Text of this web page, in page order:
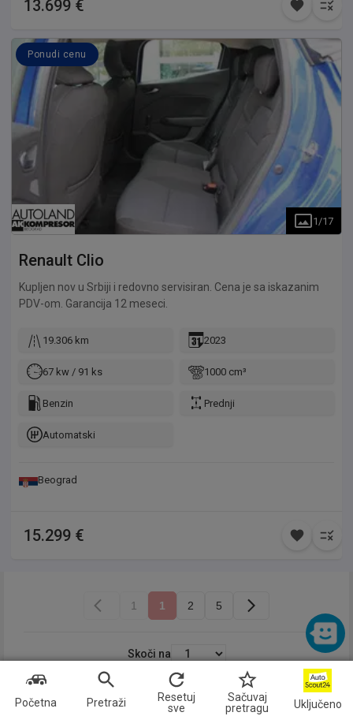
13.699 €
Ponudi cenu
1 /17
Renault Clio
Kupljen nov u Srbiji i redovno servisiran. Cena je sa iskazanim
PDV-om. Garancija 12 meseci.
19.306 km 2023
67 kw / 91 ks 1000 cm³
Benzin Prednji
Automatski
Beograd
15.299 €
1 1 2 5
Skoči na
Početna Pretraži
Resetuj
sve
Sačuvaj
pretragu
Uključeno